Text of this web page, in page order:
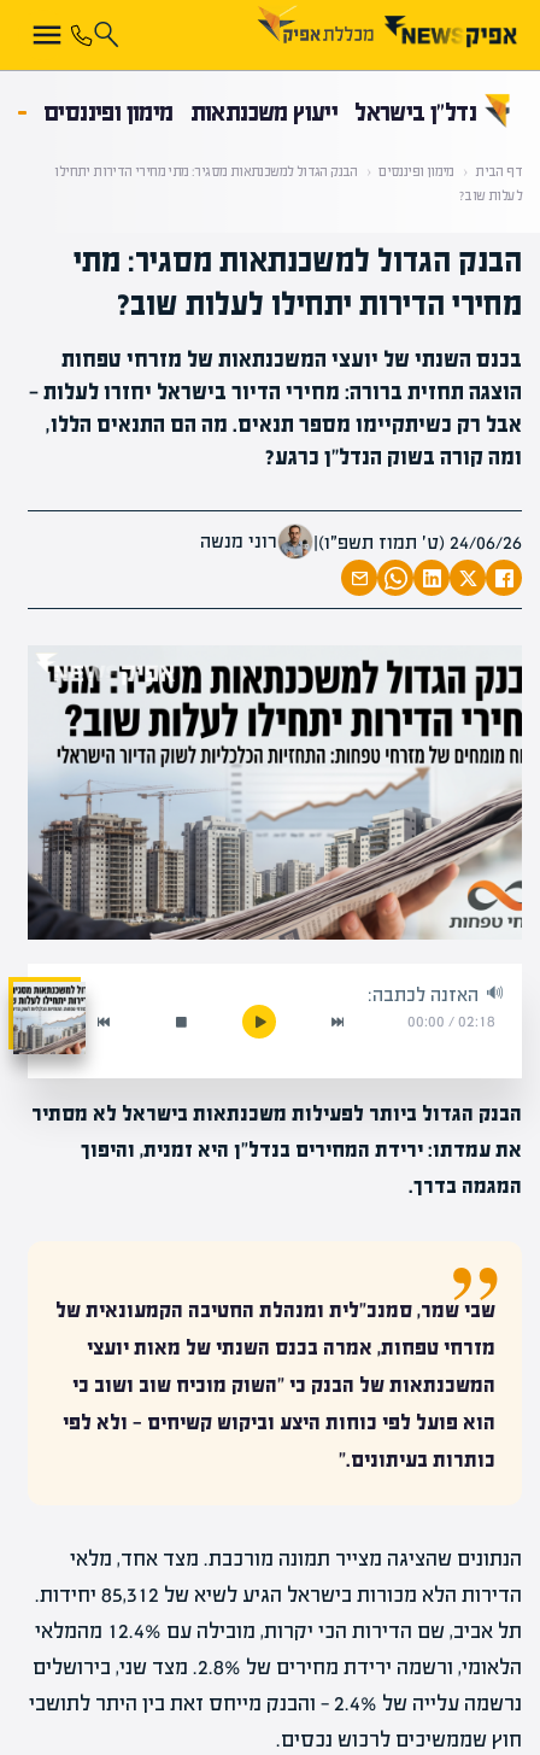
נדל”ן בישראל ייעוץ משכנתאות מימון ופיננסים
דף הבית ‹ מימון ופיננסים ‹
הבנק הגדול למשכנתאות מסגיר: מתי מחירי הדירות יתחילו
לעלות שוב?
הבנק הגדול למשכנתאות מסגיר: מתי
מחירי הדירות יתחילו לעלות שוב?
בכנס השנתי של יועצי המשכנתאות של מזרחי טפחות
הוצגה תחזית ברורה: מחירי הדיור בישראל יחזרו לעלות —
אבל רק כשיתקיימו מספר תנאים. מה הם התנאים הללו,
ומה קורה בשוק הנדל"ן כרגע?
24/06/26 (ט׳ תמוז תשפ״ו) | רוני מנשה
האזנה לכתבה:
02:18
/
00:00
הבנק הגדול ביותר לפעילות משכנתאות בישראל לא מסתיר
את עמדתו: ירידת המחירים בנדל"ן היא זמנית, והיפוך
המגמה בדרך.
שבי שמר, סמנכ"לית ומנהלת החטיבה הקמעונאית של
מזרחי טפחות, אמרה בכנס השנתי של מאות יועצי
המשכנתאות של הבנק כי "השוק מוכיח שוב ושוב כי
הוא פועל לפי כוחות היצע וביקוש קשיחים — ולא לפי
כותרות בעיתונים."
הנתונים שהציגה מצייר תמונה מורכבת. מצד אחד, מלאי
הדירות הלא מכורות בישראל הגיע לשיא של 85,312 יחידות.
תל אביב, שם הדירות הכי יקרות, מובילה עם 12.4% מהמלאי
הלאומי, ורשמה ירידת מחירים של 2.8%. מצד שני, בירושלים
נרשמה עלייה של 2.4% — והבנק מייחס זאת בין היתר לתושבי
חוץ שממשיכים לרכוש נכסים.